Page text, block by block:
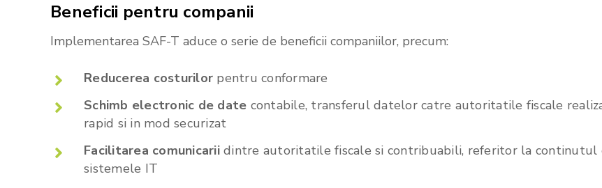
Beneficii pentru companii
Implementarea SAF-T aduce o serie de beneficii companiilor, precum:
Reducerea costurilor pentru conformare
Schimb electronic de date contabile, transferul datelor catre autoritatile fiscale
rapid si in mod securizat
Facilitarea comunicariidintre autoritatile fiscale si contribuabili, referitor la continutul
sistemele IT